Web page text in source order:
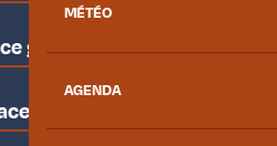
MÉTÉO
AGENDA
groupes
presse